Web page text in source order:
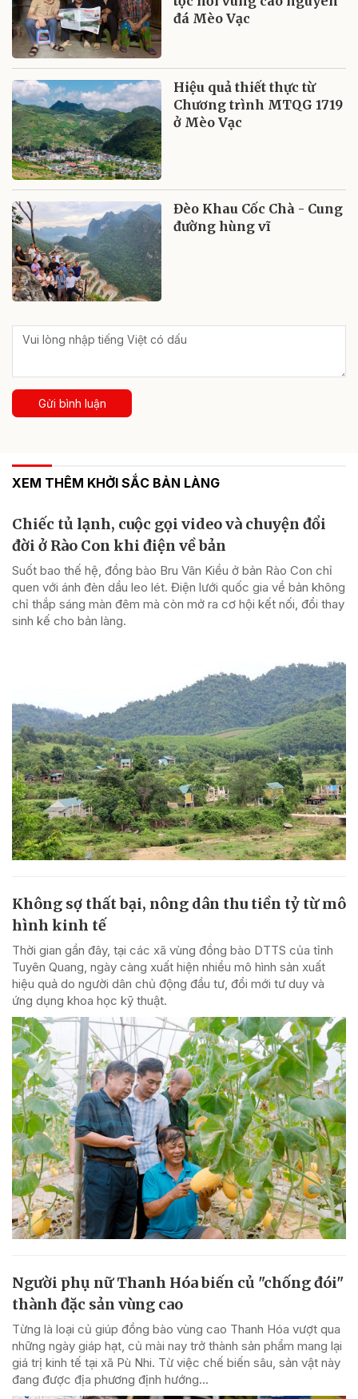
đá Mèo Vạc
Hiệu quả thiết thực từ
Chương trình MTQG 1719
ở Mèo Vạc
Đèo Khau Cốc Chà - Cung
đường hùng vĩ
Gửi bình luận
XEM THÊM KHỞI SẮC BẢN LÀNG
Chiếc tủ lạnh, cuộc gọi video và chuyện đổi
đời ở Rào Con khi điện về bản
Suốt bao thế hệ, đồng bào Bru Vân Kiều ở bản Rào Con chỉ
quen với ánh đèn dầu leo lét. Điện lưới quốc gia về bản không
chỉ thắp sáng màn đêm mà còn mở ra cơ hội kết nối, đổi thay
sinh kế cho bản làng.
Không sợ thất bại, nông dân thu tiền tỷ từ mô
hình kinh tế
Thời gian gần đây, tại các xã vùng đồng bào DTTS của tỉnh
Tuyên Quang, ngày càng xuất hiện nhiều mô hình sản xuất
hiệu quả do người dân chủ động đầu tư, đổi mới tư duy và
ứng dụng khoa học kỹ thuật.
Người phụ nữ Thanh Hóa biến củ "chống đói"
thành đặc sản vùng cao
Từng là loại củ giúp đồng bào vùng cao Thanh Hóa vượt qua
những ngày giáp hạt, củ mài nay trở thành sản phẩm mang lại
giá trị kinh tế tại xã Pù Nhi. Từ việc chế biến sâu, sản vật này
đang được địa phương định hướng...